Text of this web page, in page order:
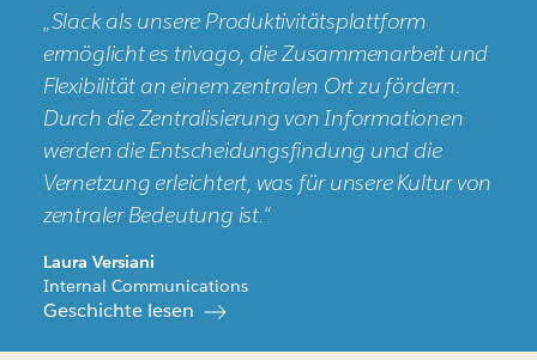
„Slack als unsere Produktivitätsplattform
ermöglicht es trivago, die Zusammenarbeit und
Flexibilität an einem zentralen Ort zu fördern.
Durch die Zentralisierung von Informationen
werden die Entscheidungsfindung und die
Vernetzung erleichtert, was für unsere Kultur von
zentraler Bedeutung ist.“
Laura Versiani
Internal Communications
Geschichte lesen